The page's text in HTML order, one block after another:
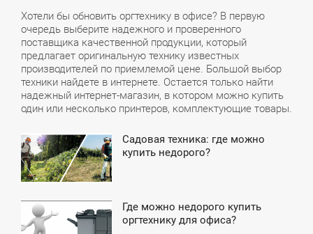
Хотели бы обновить оргтехнику в офисе? В первую
очередь выберите надежного и проверенного
поставщика качественной продукции, который
предлагает оригинальную технику известных
производителей по приемлемой цене. Большой выбор
техники найдете в интернете. Остается только найти
надежный интернет-магазин, в котором можно купить
один или несколько принтеров, комплектующие товары.
Садовая техника: где можно
купить недорого?
Где можно недорого купить
оргтехнику для офиса?